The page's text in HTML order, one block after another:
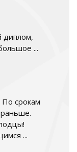
диплом,
...
По срокам
...